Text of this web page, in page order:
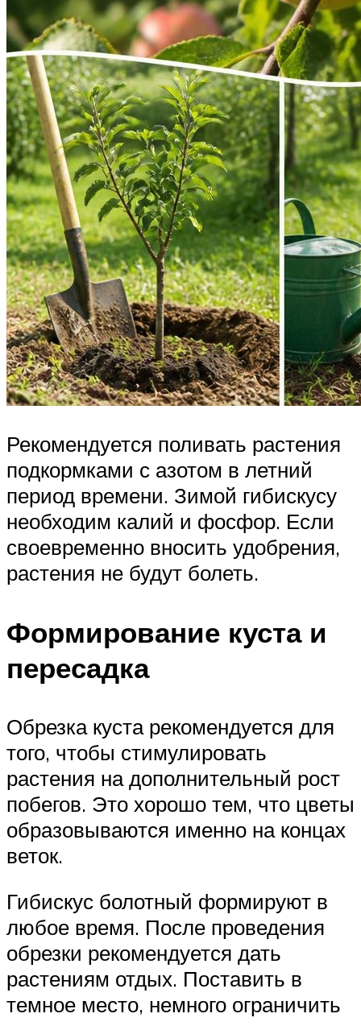
Рекомендуется поливать растения
подкормками с азотом в летний
период времени. Зимой гибискусу
необходим калий и фосфор. Если
своевременно вносить удобрения,
растения не будут болеть.
Формирование куста и
пересадка
Обрезка куста рекомендуется для
того, чтобы стимулировать
растения на дополнительный рост
побегов. Это хорошо тем, что цветы
образовываются именно на концах
веток.
Гибискус болотный формируют в
любое время. После проведения
обрезки рекомендуется дать
растениям отдых. Поставить в
темное место, немного ограничить